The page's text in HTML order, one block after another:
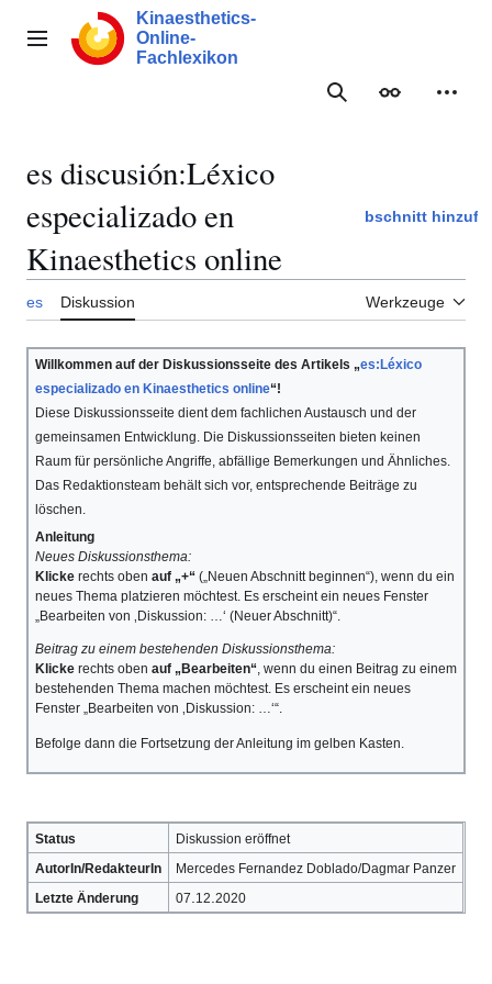
Inhalt
springenHauptmenü
Kinaesthetics-
Online-
Fachlexikon
Suche
es discusión:Léxico
especializado en
Kinaesthetics online
Abschnitt
es Diskussion Werkzeuge
Willkommen auf der Diskussionsseite des Artikels „es:Léxico
especializado en Kinaesthetics online“!
Diese Diskussionsseite dient dem fachlichen Austausch und der
gemeinsamen Entwicklung. Die Diskussionsseiten bieten keinen
Raum für persönliche Angriffe, abfällige Bemerkungen und Ähnliches.
Das Redaktionsteam behält sich vor, entsprechende Beiträge zu
löschen.
Anleitung
Neues Diskussionsthema:
Klickerechts oben auf „+“ („Neuen Abschnitt beginnen“), wenn du ein
neues Thema platzieren möchtest. Es erscheint ein neues Fenster
„Bearbeiten von ‚Diskussion: …‘ (Neuer Abschnitt)“.
Beitrag zu einem bestehenden Diskussionsthema:
Klickerechts oben auf „Bearbeiten“ , wenn du einen Beitrag zu einem
bestehenden Thema machen möchtest. Es erscheint ein neues
Fenster „Bearbeiten von ‚Diskussion: …‘“.
Befolge dann die Fortsetzung der Anleitung im gelben Kasten.
Status Diskussion eröffnet
AutorIn/RedakteurIn Mercedes Fernandez Doblado/Dagmar Panzer
Letzte Änderung 07 12 2020